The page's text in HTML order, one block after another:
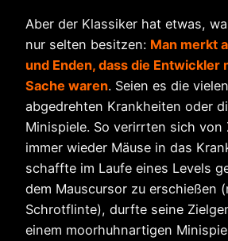
Aber der Klassiker hat etwas,
nur selten besitzen: Man merkt
und Enden, dass die Entwickler
Sache waren. Seien es die
abgedrehten Krankheiten oder
Minispiele. So verirrten sich von
immer wieder Mäuse in das
schaffte im Laufe eines Levels
dem Mauscursor zu erschießen
Schrotflinte), durfte seine
einem moorhuhnartigen